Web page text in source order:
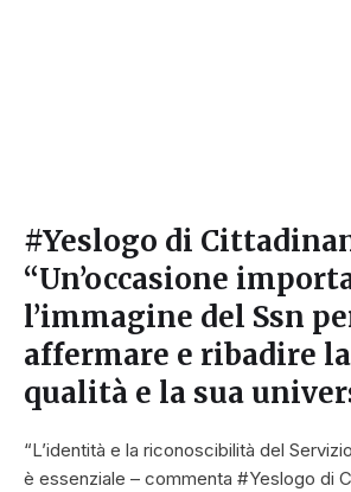
#Yeslogo di
“Un’occasione
l’immagine del Ssn
affermare e ribadire
qualità e la sua
“L’identità e la riconoscibilità del
è essenziale – commenta #Yeslogo di